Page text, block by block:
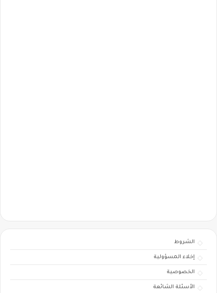
الشروط
إخلاء المسؤولية
الخصوصية
الأسئلة الشائعة